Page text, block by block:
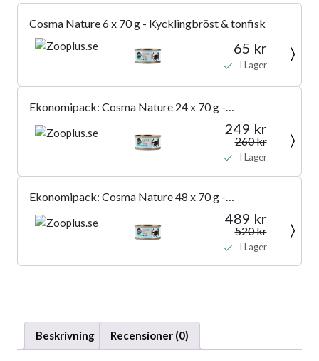
Cosma Nature 6 x 70 g - Kycklingbröst & tonfisk
65 kr
I Lager
Ekonomipack: Cosma Nature 24 x 70 g -
Kycklingbröst & tonfisk
249 kr
260 kr
I Lager
Ekonomipack: Cosma Nature 48 x 70 g -
Kycklingbröst & tonfisk
489 kr
520 kr
I Lager
Beskrivning Recensioner (0)